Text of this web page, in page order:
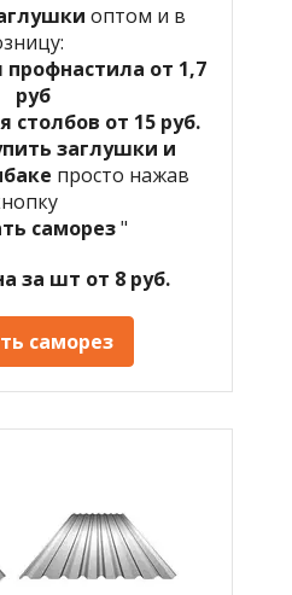
оптом и в
от 1,7
руб
столбов от 15 руб.
заглушки и
просто нажав
саморез"
за шт от 8 руб.
саморез